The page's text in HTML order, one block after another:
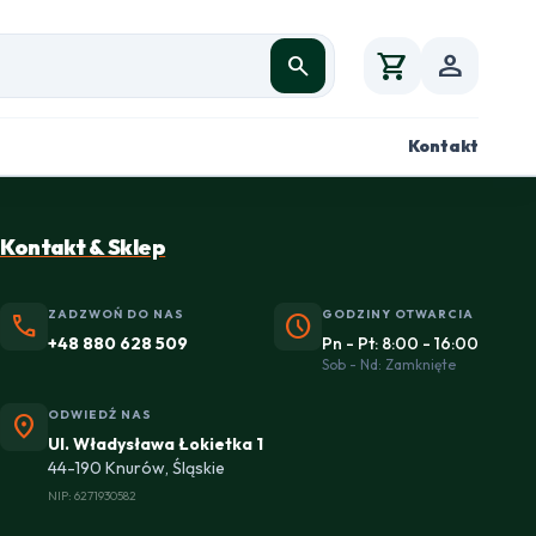
search shopping_cart person
Kontakt
Kontakt & Sklep
phone ZADZWOŃ DO NAS
+48 880 628 509 schedule GODZINY OTWARCIA
Pn - Pt: 8:00 - 16:00
Sob - Nd: Zamknięte
location_on ODWIEDŹ NAS
Ul. Władysława Łokietka 1
44-190 Knurów, Śląskie
NIP: 6271930582